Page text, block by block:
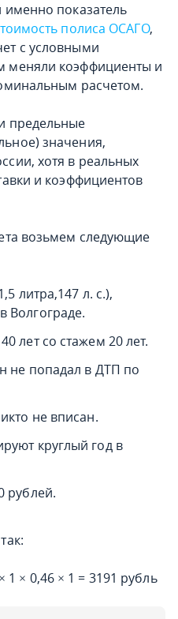
именно показатель
полиса ОСАГО,
с условными
меняли коэффициенты и
расчетом.
предельные
значения,
хотя в реальных
и коэффициентов
возьмем следующие
литра,147 л. с.),
Волгограде.
лет со стажем 20 лет.
не попадал в ДТП по
не вписан.
круглый год в
рублей.
1 × 0,46 × 1 = 3191 рубль